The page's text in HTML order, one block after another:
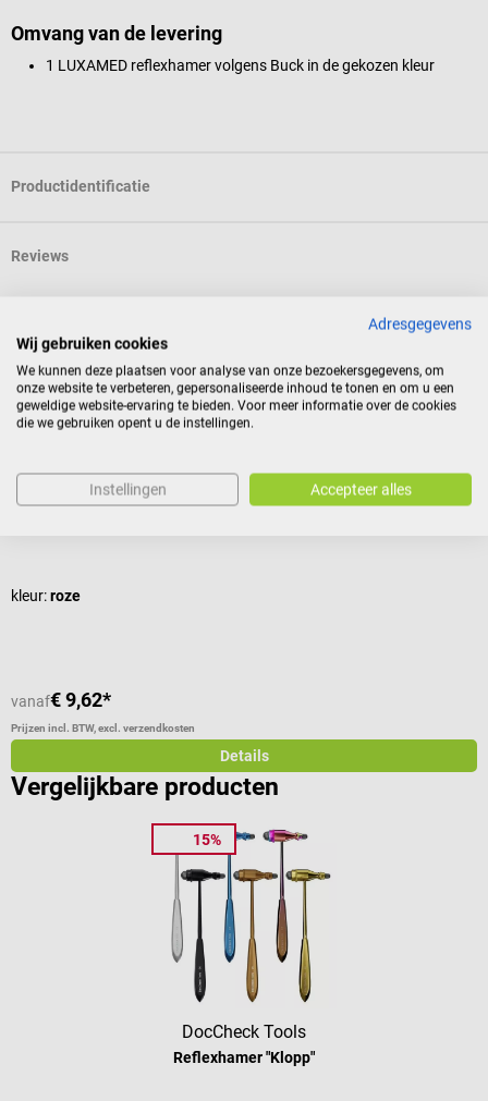
Omvang van de levering
1 LUXAMED reflexhamer volgens Buck in de gekozen kleur
Productidentificatie
Reviews
Andere kochten ook
15%
DocCheck Tools
DocCheck Penlight LED
Licht metaal pupil licht
kleur:roze
vanaf€ 9,62*
Prijzen incl. BTW, excl. verzendkosten
Details
Vergelijkbare producten
15%
DocCheck Tools
Reflexhamer "Klopp"
Adresgegevens
Wij gebruiken cookies
We kunnen deze plaatsen voor analyse van onze bezoekersgegevens, om
onze website te verbeteren, gepersonaliseerde inhoud te tonen en om u een
geweldige website-ervaring te bieden. Voor meer informatie over de cookies
die we gebruiken opent u de instellingen.
Instellingen Accepteer alles